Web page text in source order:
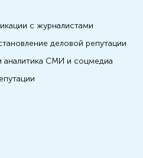
с журналистами
деловой репутации
аналитика СМИ и соцмедиа